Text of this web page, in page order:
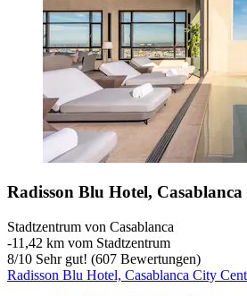
Radisson Blu Hotel,
Stadtzentrum von Casablanca
‐11,42 km vom Stadtzentrum
8/10 Sehr gut! (607 Bewertungen)
Radisson Blu Hotel, Casablanca City